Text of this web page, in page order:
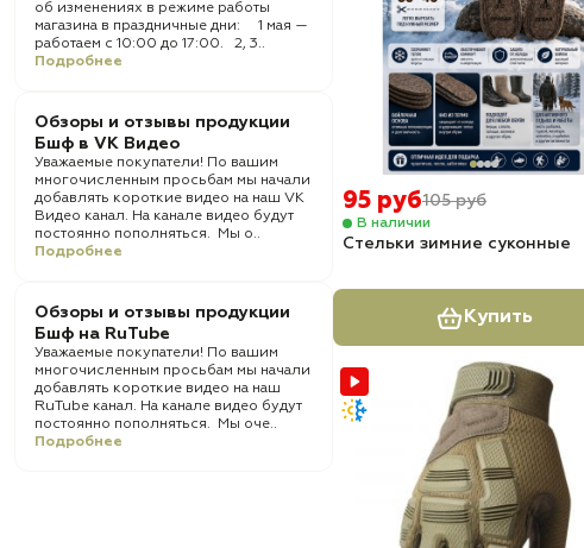
об изменениях в режиме работы
магазина в праздничные дни: 1 мая —
работаем с 10:00 до 17:00. 2, 3..
Подробнее
Обзоры и отзывы продукции
Бшф в VK Видео
Уважаемые покупатели! По вашим
многочисленным просьбам мы начали
добавлять короткие видео на наш VK
Видео канал. На канале видео будут
постоянно пополняться. Мы о..
Подробнее
Обзоры и отзывы продукции
Бшф на RuTube
Уважаемые покупатели! По вашим
многочисленным просьбам мы начали
добавлять короткие видео на наш
RuTube канал. На канале видео будут
постоянно пополняться. Мы оче..
Подробнее
95 руб105 руб
В наличии
Стельки зимние суконные
Купить